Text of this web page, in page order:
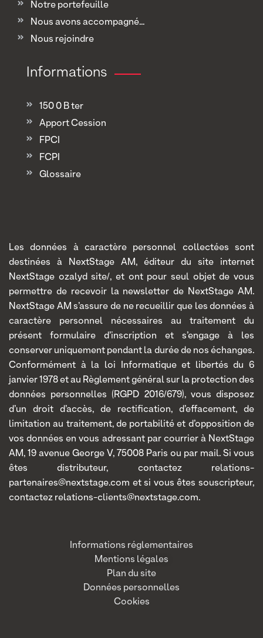
Notre portefeuille
Nous avons accompagné...
Nous rejoindre
Informations
150 0 B ter
Apport Cession
FPCI
FCPI
Glossaire
Les données à caractère personnel collectées sont
destinées à NextStage AM, éditeur du site internet
NextStage ozalyd site/, et ont pour seul objet de vous
permettre de recevoir la newsletter de NextStage AM.
NextStage AM s’assure de ne recueillir que les données à
caractère personnel nécessaires au traitement du
présent formulaire d’inscription et s’engage à les
conserver uniquement pendant la durée de nos échanges.
Conformément à la loi Informatique et libertés du 6
janvier 1978 et au Règlement général sur la protection des
données personnelles (RGPD 2016/679), vous disposez
d’un droit d’accès, de rectification, d’effacement, de
limitation au traitement, de portabilité et d’opposition de
vos données en vous adressant par courrier à NextStage
AM, 19 avenue George V, 75008 Paris ou par mail. Si vous
êtes distributeur, contactez relations-
partenaires@nextstage.com et si vous êtes souscripteur,
contactez relations-clients@nextstage.com.
Informations réglementaires
Mentions légales
Plan du site
Données personnelles
Cookies